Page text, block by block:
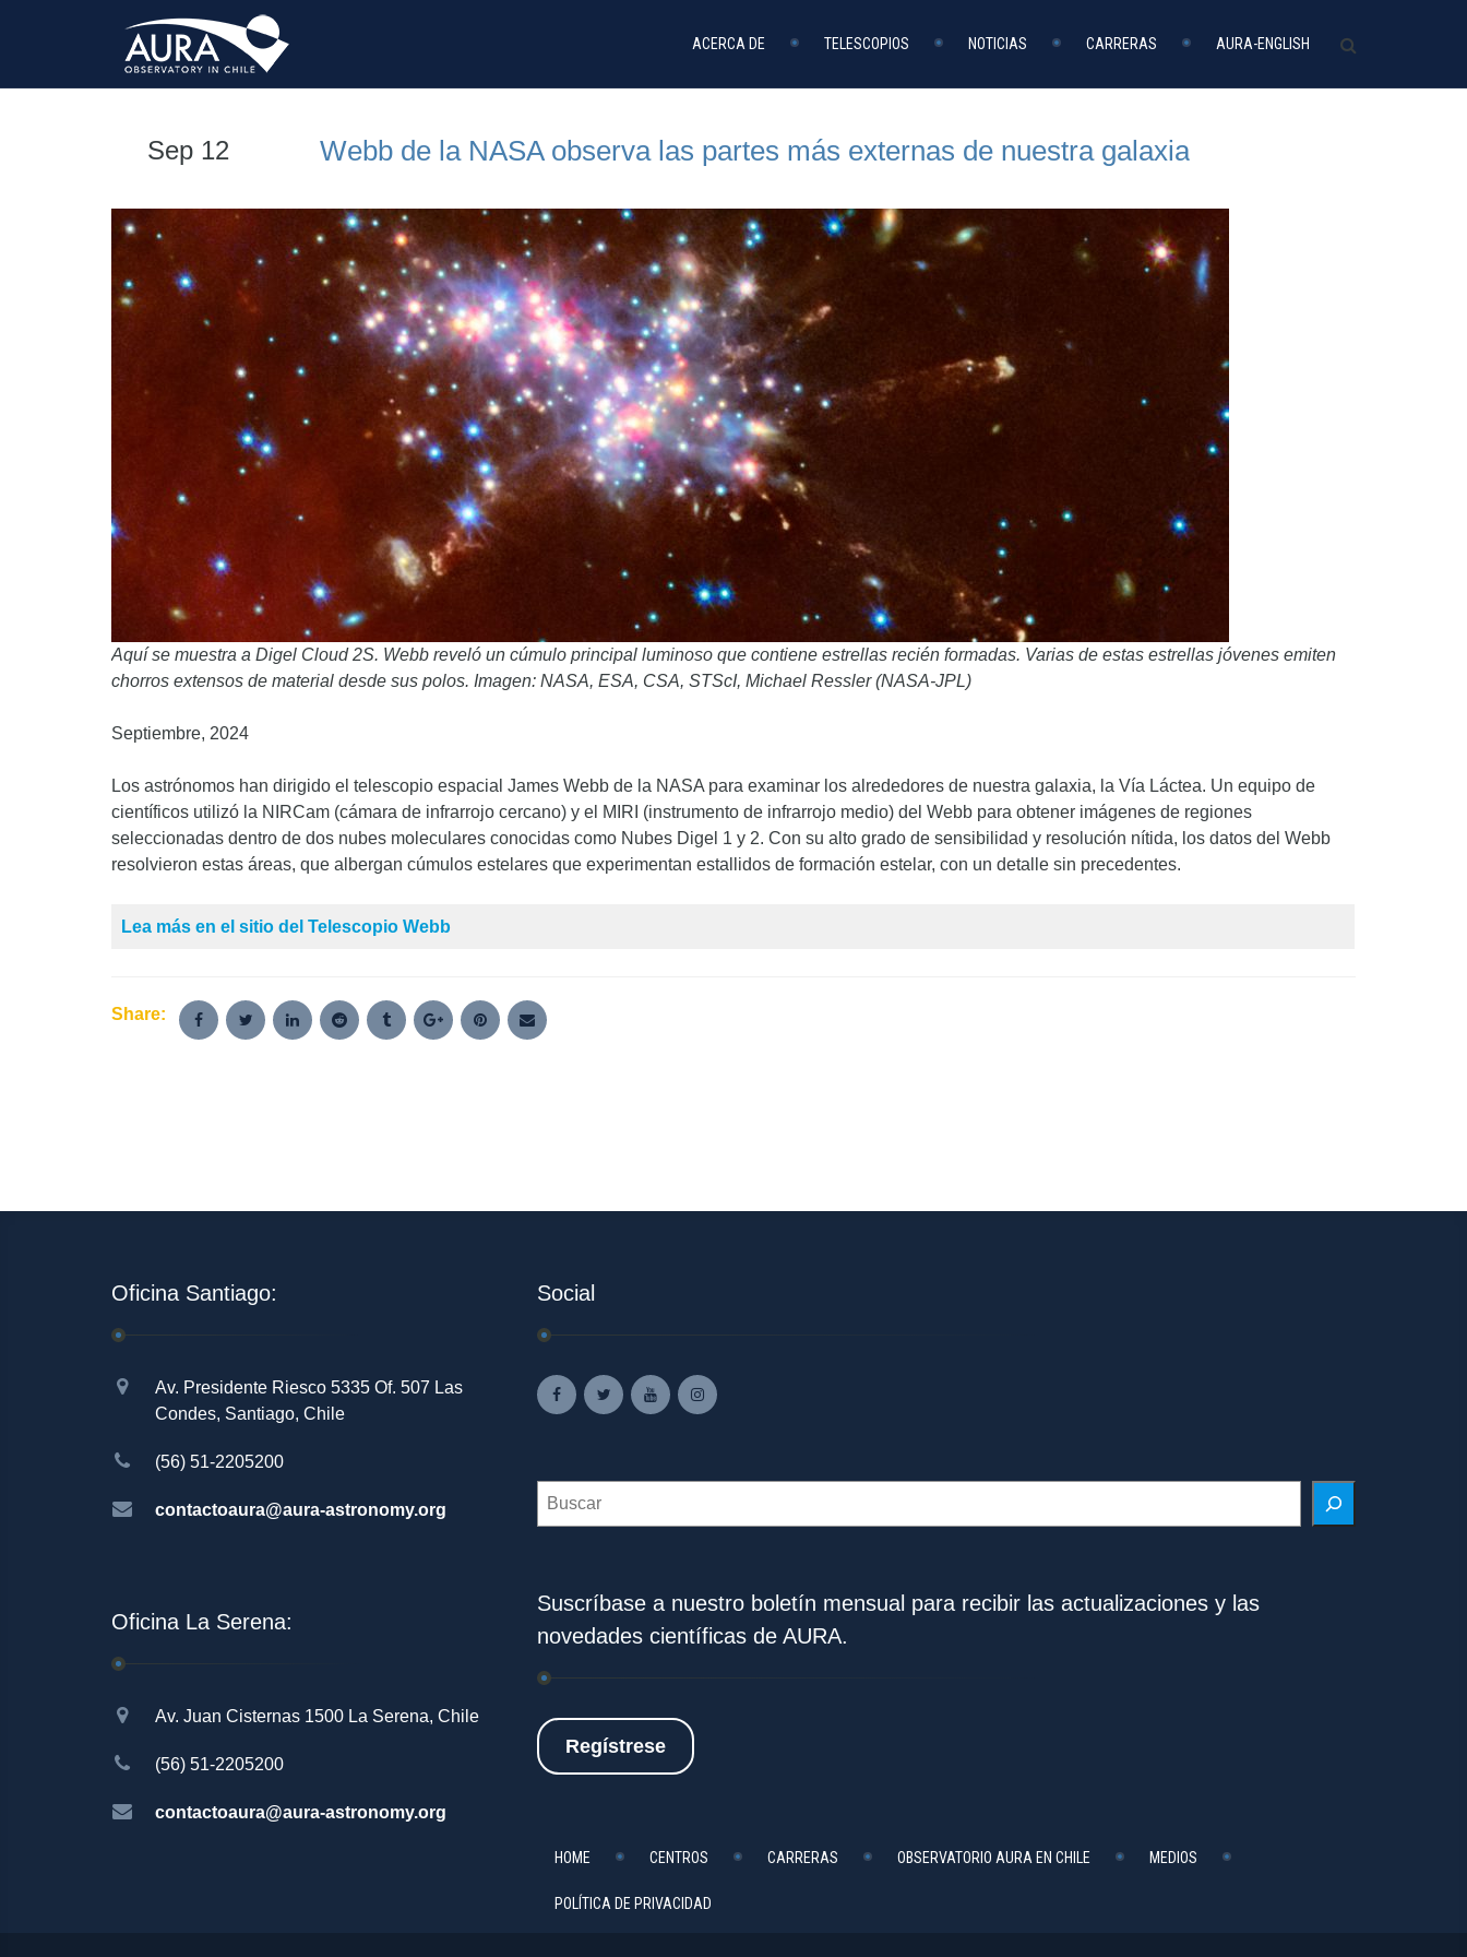
ACERCA DE TELESCOPIOS NOTICIAS CARRERAS AURA-ENGLISH
Sep 12 Webb de la NASA observa las partes más externas de nuestra galaxia
Aquí se muestra a Digel Cloud 2S. Webb reveló un cúmulo principal luminoso que contiene estrellas recién formadas. Varias de estas estrellas jóvenes emiten
chorros extensos de material desde sus polos. Imagen: NASA, ESA, CSA, STScI, Michael Ressler (NASA-JPL)
Septiembre, 2024
Los astrónomos han dirigido el telescopio espacial James Webb de la NASA para examinar los alrededores de nuestra galaxia, la Vía Láctea. Un equipo de
científicos utilizó la NIRCam (cámara de infrarrojo cercano) y el MIRI (instrumento de infrarrojo medio) del Webb para obtener imágenes de regiones
seleccionadas dentro de dos nubes moleculares conocidas como Nubes Digel 1 y 2. Con su alto grado de sensibilidad y resolución nítida, los datos del Webb
resolvieron estas áreas, que albergan cúmulos estelares que experimentan estallidos de formación estelar, con un detalle sin precedentes.
Lea más en el sitio del Telescopio Webb
Share:
Oficina Santiago:
Av. Presidente Riesco 5335 Of. 507 Las
Condes, Santiago, Chile
(56) 51-2205200
contactoaura@aura-astronomy.org
Oficina La Serena:
Av. Juan Cisternas 1500 La Serena, Chile
(56) 51-2205200
contactoaura@aura-astronomy.org
Social
Search
Suscríbase a nuestro boletín mensual para recibir las actualizaciones y las
novedades científicas de AURA.
Regístrese
HOME CENTROS CARRERAS OBSERVATORIO AURA EN CHILE MEDIOS
POLÍTICA DE PRIVACIDAD